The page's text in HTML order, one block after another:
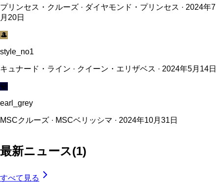
プリンセス・クルーズ · ダイヤモンド・プリンセス · 2024年7
月20日
🎩
style_no1
キュナード・ライン · クイーン・エリザベス · 2024年5月14日
💎
earl_grey
MSCクルーズ · MSCベリッシマ · 2024年10月31日
最新ニュース(1)
すべて見る